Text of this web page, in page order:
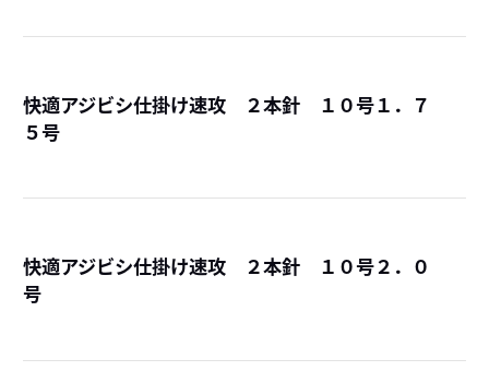
快適アジビシ仕掛け速攻 ２本針 １０号１．７
５号
快適アジビシ仕掛け速攻 ２本針 １０号２．０
号